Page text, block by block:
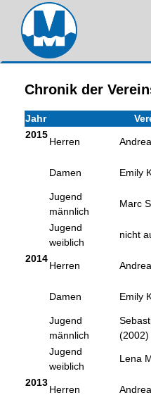
Chronik der
Jahr
2015
Herren
Damen Emily
Jugend
männlich
Marc
Jugend
weiblich
nicht
2014
Herren
Damen Emily
Jugend
männlich
(2002)
Jugend
weiblich
Lena
2013
Herren